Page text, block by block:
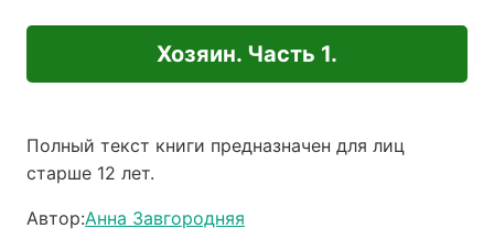
Хозяин. Часть 1.
Полный текст книги предназначен для лиц
старше 12 лет.
Автор:Анна Завгородняя